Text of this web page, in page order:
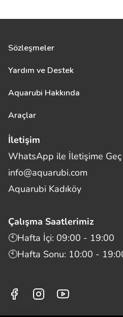
Sözleşmeler
Yardım ve Destek
Aquarubi Hakkında
Araçlar
İletişim
WhatsApp ile İletişime Geç
info@aquarubi.com
Aquarubi Kadıköy
Çalışma Saatlerimiz
🕙Hafta İçi: 09:00 - 19:00
🕙Hafta Sonu: 10:00 -
Merhaba! Size nasıl
olabilirim?
Bilgi
Müşteri Destek